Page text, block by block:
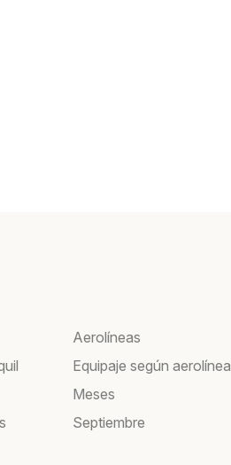
Aerolíneas
Equipaje según aerolínea
Meses
Septiembre